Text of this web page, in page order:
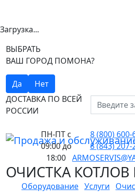
Загрузка...
ВЫБРАТЬ
ВАШ ГОРОД ПОМОНА?
Да
Нет
ДОСТАВКА ПО ВСЕЙ
РОССИИ
ПН-ПТ с
09:00 до
18:00
8 (800) 600-
8 (843) 207-
ОЧИСТКА КОТЛОВ
Оборудование Услуги